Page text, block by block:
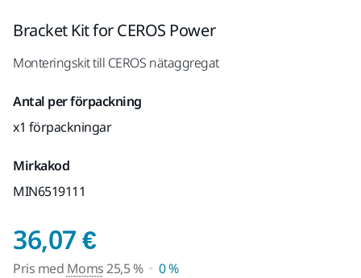
Bracket Kit for CEROS Power
Monteringskit till CEROS nätaggregat
Antal per förpackning
x1 förpackningar
Mirkakod
MIN6519111
36,07 €Pris med Moms 25,5
Pris med Moms25,5 %
0 %